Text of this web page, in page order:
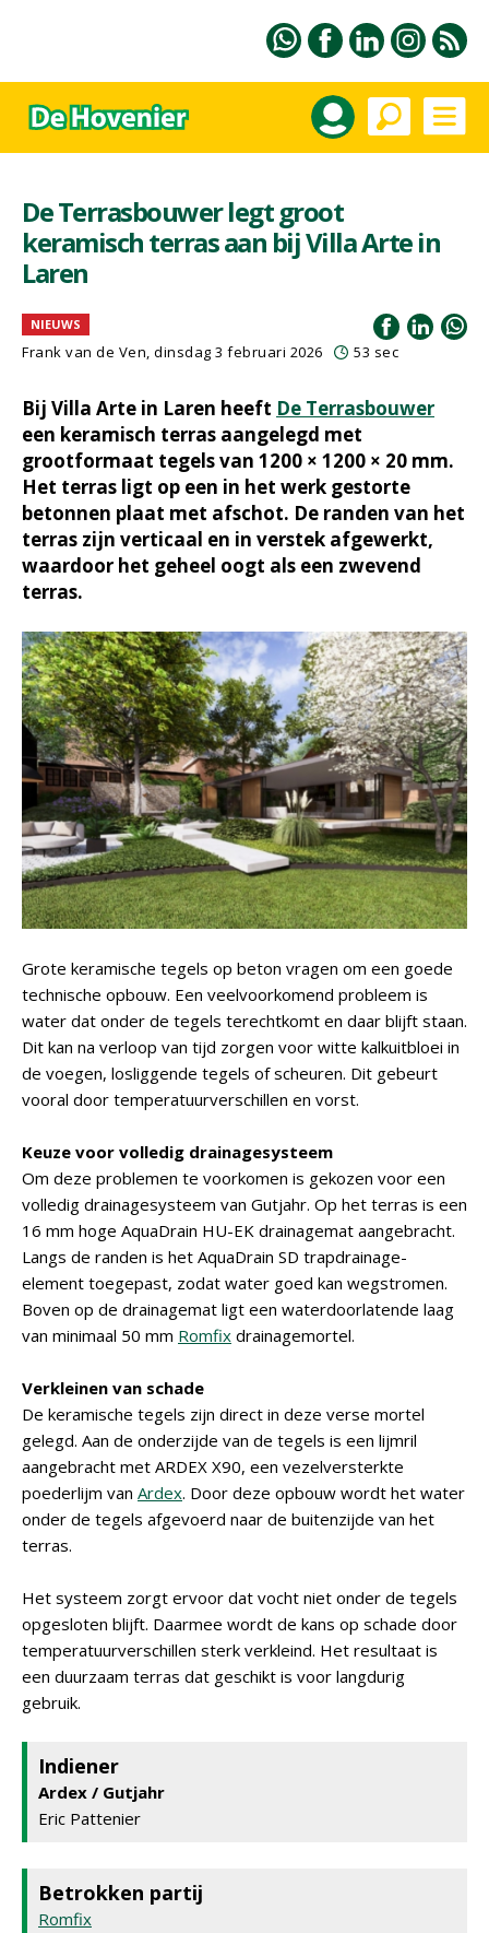
De Terrasbouwer legt groot
keramisch terras aan bij Villa Arte in
Laren
NIEUWS
Frank van de Ven, dinsdag 3 februari 2026 53 sec
Bij Villa Arte in Laren heeft De Terrasbouwer
een keramisch terras aangelegd met
grootformaat tegels van 1200 × 1200 × 20 mm.
Het terras ligt op een in het werk gestorte
betonnen plaat met afschot. De randen van het
terras zijn verticaal en in verstek afgewerkt,
waardoor het geheel oogt als een zwevend
terras.
Grote keramische tegels op beton vragen om een goede
technische opbouw. Een veelvoorkomend probleem is
water dat onder de tegels terechtkomt en daar blijft staan.
Dit kan na verloop van tijd zorgen voor witte kalkuitbloei in
de voegen, losliggende tegels of scheuren. Dit gebeurt
vooral door temperatuurverschillen en vorst.
Keuze voor volledig drainagesysteem
Om deze problemen te voorkomen is gekozen voor een
volledig drainagesysteem van Gutjahr. Op het terras is een
16 mm hoge AquaDrain HU-EK drainagemat aangebracht.
Langs de randen is het AquaDrain SD trapdrainage-
element toegepast, zodat water goed kan wegstromen.
Boven op de drainagemat ligt een waterdoorlatende laag
van minimaal 50 mm Romfix drainagemortel.
Verkleinen van schade
De keramische tegels zijn direct in deze verse mortel
gelegd. Aan de onderzijde van de tegels is een lijmril
aangebracht met ARDEX X90, een vezelversterkte
poederlijm van Ardex. Door deze opbouw wordt het water
onder de tegels afgevoerd naar de buitenzijde van het
terras.
Het systeem zorgt ervoor dat vocht niet onder de tegels
opgesloten blijft. Daarmee wordt de kans op schade door
temperatuurverschillen sterk verkleind. Het resultaat is
een duurzaam terras dat geschikt is voor langdurig
gebruik.
Indiener
Ardex / Gutjahr
Eric Pattenier
Betrokken partij
Romfix